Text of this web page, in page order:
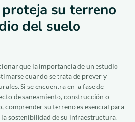
su terreno
del suelo
que la importancia de un estudio
cuando se trata de prever y
Si se encuentra en la fase de
de saneamiento, construcción o
comprender su terreno es esencial para
sostenibilidad de su infraestructura.